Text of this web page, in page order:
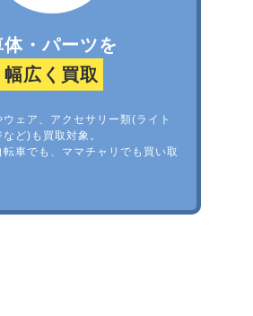
体・パーツを
幅広く買取
ェア、アクセサリー類(ライト
ど)も買取対象。
車でも、ママチャリでも買い取